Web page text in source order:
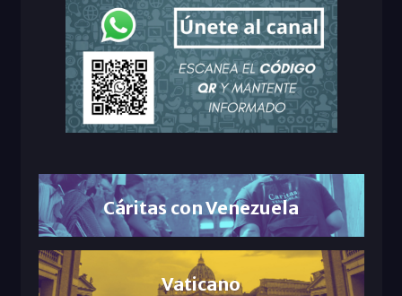
Cáritas con Venezuela
Vaticano